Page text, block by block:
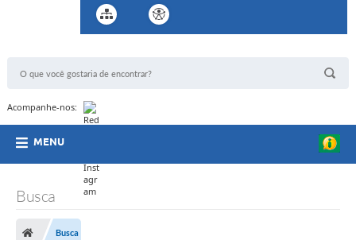
Acompanhe-nos:
MENU
Busca
Busca